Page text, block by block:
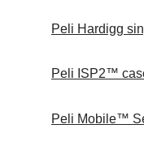
Peli Hardigg
Peli ISP2™
Peli Mobile™